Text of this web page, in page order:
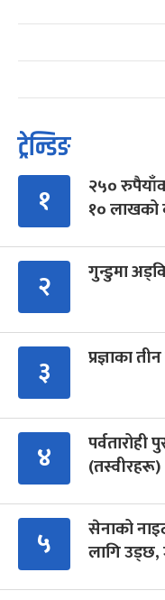
ट्रेन्डिङ
१
२५०
१० लाखको
२ गुन्डुमा
३ प्रज्ञाका
४
पर्वतारोही
(तस्वीरहरू)
५
सेनाको
लागि